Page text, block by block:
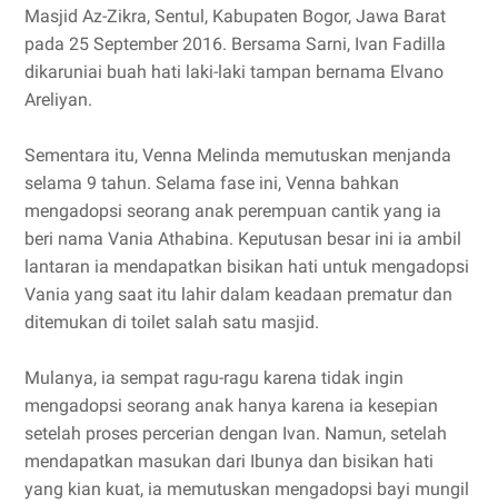
Masjid Az-Zikra, Sentul, Kabupaten Bogor, Jawa Barat
pada 25 September 2016. Bersama Sarni, Ivan Fadilla
dikaruniai buah hati laki-laki tampan bernama Elvano
Areliyan.
Sementara itu, Venna Melinda memutuskan menjanda
selama 9 tahun. Selama fase ini, Venna bahkan
mengadopsi seorang anak perempuan cantik yang ia
beri nama Vania Athabina. Keputusan besar ini ia ambil
lantaran ia mendapatkan bisikan hati untuk mengadopsi
Vania yang saat itu lahir dalam keadaan prematur dan
ditemukan di toilet salah satu masjid.
Mulanya, ia sempat ragu-ragu karena tidak ingin
mengadopsi seorang anak hanya karena ia kesepian
setelah proses percerian dengan Ivan. Namun, setelah
mendapatkan masukan dari Ibunya dan bisikan hati
yang kian kuat, ia memutuskan mengadopsi bayi mungil